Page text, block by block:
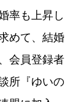
率も上昇し
めて、結婚
会員登録者
所『ゆいの